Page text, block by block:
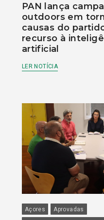
PAN lança
outdoors em
causas do
recurso à
artificial
LER NOTÍCIA
Açores
Aprovadas